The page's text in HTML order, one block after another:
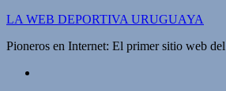
Saltar
contenido
LA WEB DEPORTIVA URUGUAYA
Pioneros en Internet: El primer sitio web